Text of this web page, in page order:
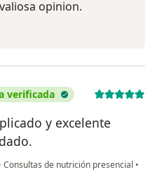
opinion.
verificada
y excelente
Consultas de nutrición presencial •